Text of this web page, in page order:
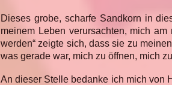
Dieses grobe, scharfe Sandkorn in
meinem Leben verursachten, mich
werden“ zeigte sich, dass sie zu
was gerade war, mich zu öffnen, mich
An dieser Stelle bedanke ich mich von